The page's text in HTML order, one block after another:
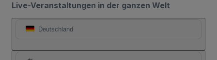
Live-Veranstaltungen in der ganzen Welt
Deutschland